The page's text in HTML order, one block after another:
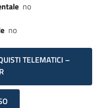
no
no
TELEMATICI –